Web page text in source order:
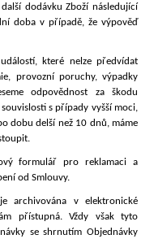
dodávku Zboží následující
doba v případě, že výpověď
které nelze předvídat
provozní poruchy, výpadky
odpovědnost za škodu
s případy vyšší moci,
dobu delší než 10 dnů, máme
formulář pro reklamaci a
od Smlouvy.
archivována v elektronické
přístupná. Vždy však tyto
se shrnutím Objednávky